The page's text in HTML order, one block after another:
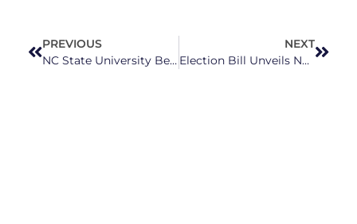
PREVIOUS
NC State University Becomes Latest Casualty in GOP Push to Scrap Early Voting Sites
NEXT
Election Bill Unveils NC Republicans’ Latest Assault on Our Voting Rights